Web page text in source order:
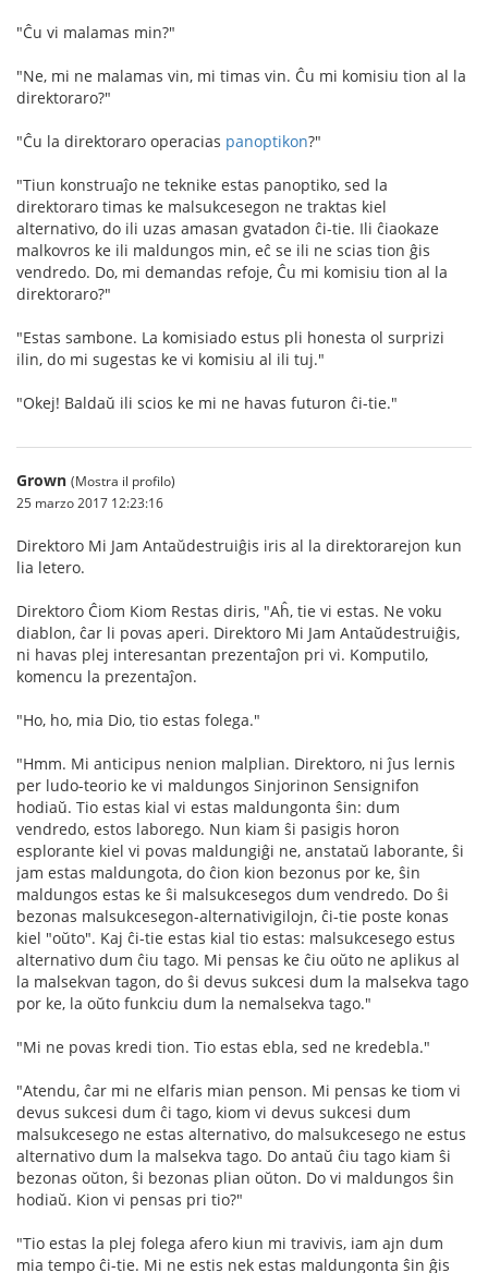
"Ĉu vi malamas min?"
"Ne, mi ne malamas vin, mi timas vin. Ĉu mi komisiu tion al la
direktoraro?"
"Ĉu la direktoraro operacias panoptikon?"
"Tiun konstruaĵo ne teknike estas panoptiko, sed la
direktoraro timas ke malsukcesegon ne traktas kiel
alternativo, do ili uzas amasan gvatadon ĉi-tie. Ili ĉiaokaze
malkovros ke ili maldungos min, eĉ se ili ne scias tion ĝis
vendredo. Do, mi demandas refoje, Ĉu mi komisiu tion al la
direktoraro?"
"Estas sambone. La komisiado estus pli honesta ol surprizi
ilin, do mi sugestas ke vi komisiu al ili tuj."
"Okej! Baldaŭ ili scios ke mi ne havas futuron ĉi-tie."
Grown (Mostra il profilo)
25 marzo 2017 12:23:16
Direktoro Mi Jam Antaŭdestruiĝis iris al la direktorarejon kun
lia letero.
Direktoro Ĉiom Kiom Restas diris, "Aĥ, tie vi estas. Ne voku
diablon, ĉar li povas aperi. Direktoro Mi Jam Antaŭdestruiĝis,
ni havas plej interesantan prezentaĵon pri vi. Komputilo,
komencu la prezentaĵon.
"Ho, ho, mia Dio, tio estas folega."
"Hmm. Mi anticipus nenion malplian. Direktoro, ni ĵus lernis
per ludo-teorio ke vi maldungos Sinjorinon Sensignifon
hodiaŭ. Tio estas kial vi estas maldungonta ŝin: dum
vendredo, estos laborego. Nun kiam ŝi pasigis horon
esplorante kiel vi povas maldungiĝi ne, anstataŭ laborante, ŝi
jam estas maldungota, do ĉion kion bezonus por ke, ŝin
maldungos estas ke ŝi malsukcesegos dum vendredo. Do ŝi
bezonas malsukcesegon-alternativigilojn, ĉi-tie poste konas
kiel "oŭto". Kaj ĉi-tie estas kial tio estas: malsukcesego estus
alternativo dum ĉiu tago. Mi pensas ke ĉiu oŭto ne aplikus al
la malsekvan tagon, do ŝi devus sukcesi dum la malsekva tago
por ke, la oŭto funkciu dum la nemalsekva tago."
"Mi ne povas kredi tion. Tio estas ebla, sed ne kredebla."
"Atendu, ĉar mi ne elfaris mian penson. Mi pensas ke tiom vi
devus sukcesi dum ĉi tago, kiom vi devus sukcesi dum
malsukcesego ne estas alternativo, do malsukcesego ne estus
alternativo dum la malsekva tago. Do antaŭ ĉiu tago kiam ŝi
bezonas oŭton, ŝi bezonas plian oŭton. Do vi maldungos ŝin
hodiaŭ. Kion vi pensas pri tio?"
"Tio estas la plej folega afero kiun mi travivis, iam ajn dum
mia tempo ĉi-tie. Mi ne estis nek estas maldungonta ŝin ĝis